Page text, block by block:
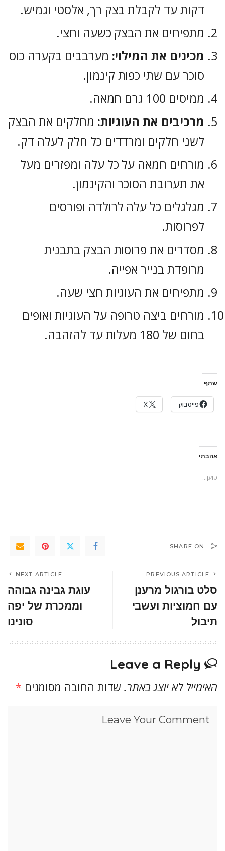
דקות עד לקבלת בצק רך, אלסטי וגמיש.
מתפיחים את הבצק כשעה וחצי.
מכינים את המילוי: מערבבים בקערה כוס
סוכר עם שתי כפות קינמון.
ממיסים 100 גרם חמאה.
מרכיבים את העוגיות: מחלקים את הבצק
לשני חלקים ומרדדים כל חלק לעלה דק.
מורחים חמאה על כל עלה ומפזרים מעל
את תערובת הסוכר והקינמון.
מגלגלים כל עלה לרולדה ופורסים
לפרוסות.
מסדרים את פרוסות הבצק בתבנית
מרופדת בנייר אפייה.
מתפיחים את העוגיות חצי שעה.
מורחים ביצה טרופה על העוגיות ואופים
בחום של 180 מעלות עד להזהבה.
שתף
פייסבוק X
אהבתי
טוען...
SHARE ON
PREVIOUS ARTICLE
סלט בורגול מרענן
עם חמוציות ועשבי
תיבול
NEXT ARTICLE
עוגת גבינה גבוהה
וממכרת של יפה
סונינו
Leave a Reply
האימייל לא יוצג באתר. שדות החובה מסומנים *